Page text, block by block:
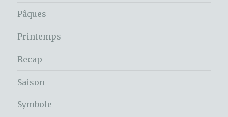
Pâques
Printemps
Recap
Saison
Symbole